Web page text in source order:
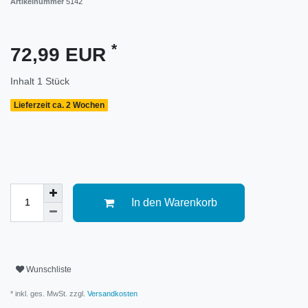
72,99 EUR *
Inhalt 1 Stück
Lieferzeit ca. 2 Wochen
In den Warenkorb
Wunschliste
* inkl. ges. MwSt. zzgl. Versandkosten